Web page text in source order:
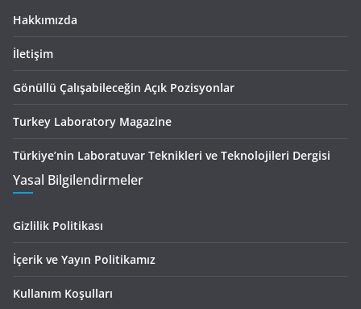
Hakkımızda
İletişim
Gönüllü Çalışabileceğin Açık Pozisyonlar
Turkey Laboratory Magazine
Türkiye’nin Laboratuvar Teknikleri ve Teknolojileri Dergisi
Yasal Bilgilendirmeler
Gizlilik Politikası
İçerik ve Yayın Politikamız
Kullanım Koşulları